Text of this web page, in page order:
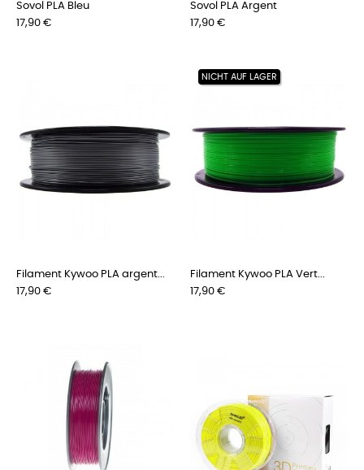
Sovol PLA Bleu
Preis
17,90 €
Sovol PLA Argent
Preis
17,90 €
Filament Kywoo PLA argent...
Preis
17,90 €
NICHT AUF LAGER
Filament Kywoo PLA Vert...
Preis
17,90 €